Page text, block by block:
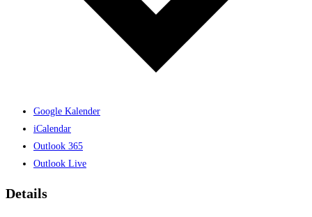
Google Kalender
iCalendar
Outlook 365
Outlook Live
Details